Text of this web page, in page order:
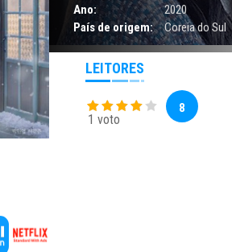
Ano:
2020
País de origem:
Coreia do Sul
LEITORES
1 voto
8